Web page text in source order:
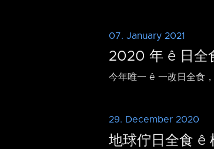
07. January 2021
2020 年 ê 日全
今年唯一 ê 一改日全食
29. December 2020
地球佇日全食 ê